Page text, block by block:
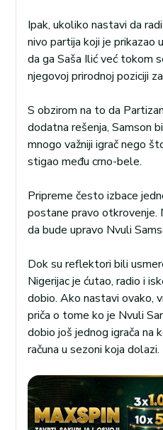
Ipak, ukoliko nastavi da
nivo partija koji je prikazao
da ga Saša Ilić već tokom
njegovoj prirodnoj poziciji
S obzirom na to da
dodatna rešenja, Samson
mnogo važniji igrač nego
stigao među crno-bele.
Pripreme često izbace
postane pravo otkrovenje.
da bude upravo Nvuli
Dok su reflektori bili
Nigerijac je ćutao, radio i
dobio. Ako nastavi ovako,
priča o tome ko je Nvuli
dobio još jednog igrača na
računa u sezoni koja dolazi.